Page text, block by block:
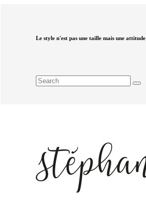
Le style n'est pas une taille mais une attitude